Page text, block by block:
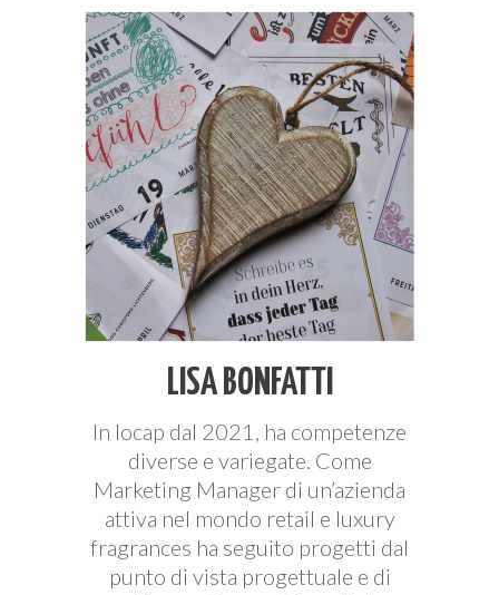
LISA BONFATTI
In Iocap dal 2021, ha competenze
diverse e variegate. Come
Marketing Manager di un’azienda
attiva nel mondo retail e luxury
fragrances ha seguito progetti dal
punto di vista progettuale e di